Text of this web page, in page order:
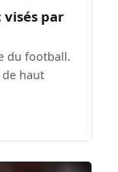
visés par
du football.
haut